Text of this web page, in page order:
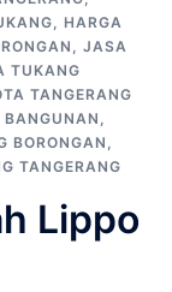
, HARGA
, JASA
TUKANG
TANGERANG
,
BORONGAN ,
TANGERANG
Lippo